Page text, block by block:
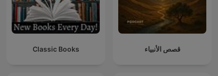
Classic Books قصص الأنبياء